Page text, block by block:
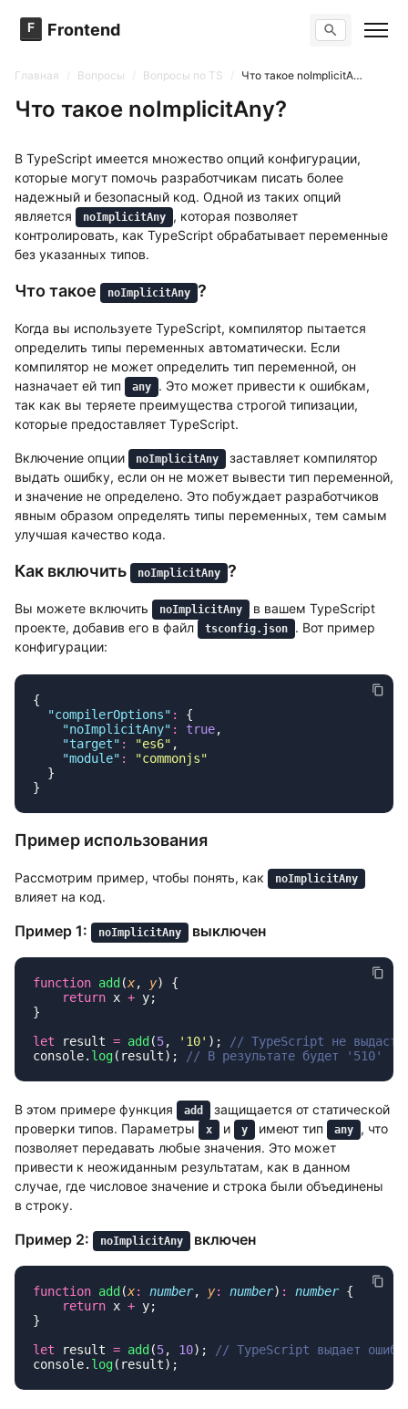
F Frontend Поиск по сайту
Тренажер вопросов
Тесты
Задачи
Главная Вопросы Вопросы по TS Что такое noImplicitAny?
Что такое noImplicitAny?
В TypeScript имеется множество опций конфигурации,
которые могут помочь разработчикам писать более
надежный и безопасный код. Одной из таких опций
является
noImplicitAny
, которая позволяет
контролировать, как TypeScript обрабатывает переменные
без указанных типов.
Что такое noImplicitAny ?
Когда вы используете TypeScript, компилятор пытается
определить типы переменных автоматически. Если
компилятор не может определить тип переменной, он
назначает ей тип
any
. Это может привести к ошибкам,
так как вы теряете преимущества строгой типизации,
которые предоставляет TypeScript.
Включение опции noImplicitAny
заставляет компилятор
выдать ошибку, если он не может вывести тип переменной,
и значение не определено. Это побуждает разработчиков
явным образом определять типы переменных, тем самым
улучшая качество кода.
Как включить noImplicitAny ?
Вы можете включить noImplicitAny
в вашем TypeScript
проекте, добавив его в файл
tsconfig.json
. Вот пример
конфигурации:
  "
compilerOptions" :
    "
noImplicitAny" : true
    "
target" : "es6"
    "
module" : "commonjs
Пример использования
Рассмотрим пример, чтобы понять, как noImplicitAny
влияет на код.
Пример 1: noImplicitAny выключен
function add (x, y
    return
x +
let result = add (5, ' 10' );
console. log(result);
В этом примере функция add
защищается от статической
проверки типов. Параметры
x и y имеют тип any
, что
позволяет передавать любые значения. Это может
привести к неожиданным результатам, как в данном
случае, где числовое значение и строка были объединены
в строку.
Пример 2: noImplicitAny включен
function add (x: number, y: number) : number
    return
x +
let result = add (5, 10);
console. log